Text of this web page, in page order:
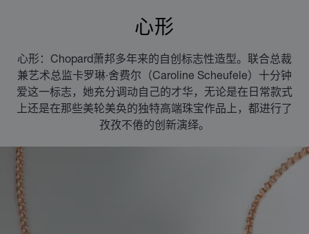
心形
心形：Chopard萧邦多年来的自创标志性造型。联合总裁
兼艺术总监卡罗琳·舍费尔（Caroline Scheufele）十分钟
爱这一标志，她充分调动自己的才华，无论是在日常款式
上还是在那些美轮美奂的独特高端珠宝作品上，都进行了
孜孜不倦的创新演绎。